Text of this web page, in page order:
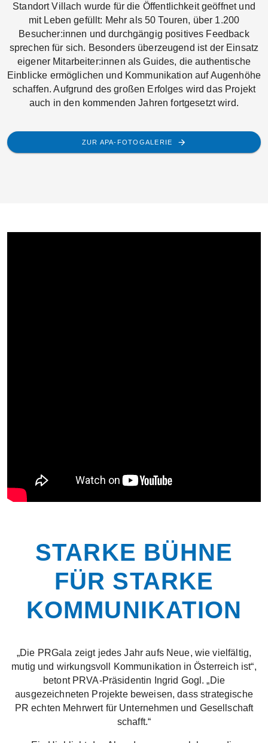
Standort Villach wurde für die Öffentlichkeit geöffnet und
mit Leben gefüllt: Mehr als 50 Touren, über 1.200
Besucher:innen und durchgängig positives Feedback
sprechen für sich. Besonders überzeugend ist der Einsatz
eigener Mitarbeiter:innen als Guides, die authentische
Einblicke ermöglichen und Kommunikation auf Augenhöhe
schaffen. Aufgrund des großen Erfolges wird das Projekt
auch in den kommenden Jahren fortgesetzt wird.
ZUR APA-FOTOGALERIE
STARKE BÜHNE
FÜR STARKE
KOMMUNIKATION
„Die PRGala zeigt jedes Jahr aufs Neue, wie vielfältig,
mutig und wirkungsvoll Kommunikation in Österreich ist“,
betont PRVA-Präsidentin Ingrid Gogl. „Die
ausgezeichneten Projekte beweisen, dass strategische
PR echten Mehrwert für Unternehmen und Gesellschaft
schafft.“